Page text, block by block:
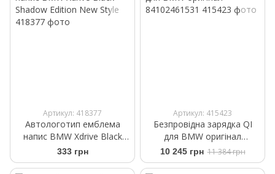
Артикул: 418377
Автологотип емблема
напис BMW Xdrive Black
Shadow Edition New Style
333 грн
Артикул: 415423
Безпровідна зарядка QI
для BMW оригінал
84102461531
10 245 грн 11 384 грн